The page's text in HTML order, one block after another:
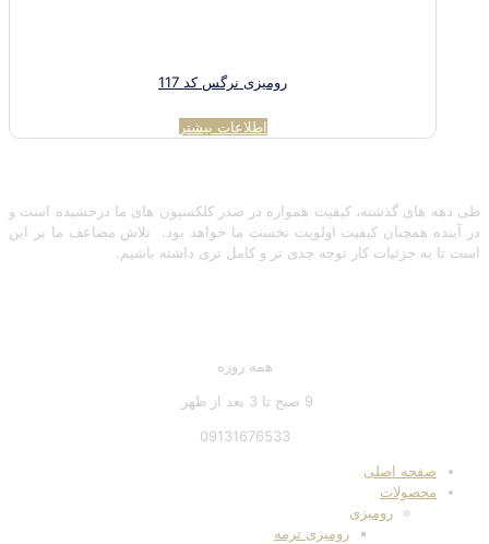
رومیزی نرگس کد 117
اطلاعات بیشتر
طی دهه های گذشته، کیفیت همواره در صدر کلکسیون های ما درخشیده است و
در آینده همچنان کیفیت اولویت نخست ما خواهد بود. تلاش مضاعف ما بر این
است تا به جزئیات کار توجه جدی تر و کامل تری داشته باشیم.
همه روزه
9 صبح تا 3 بعد از ظهر
09131676533
صفحه اصلی
محصولات
رومیزی
رومیزی ترمه